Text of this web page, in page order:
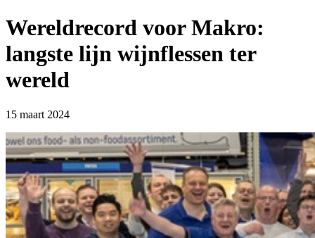
Wereldrecord voor Makro:
langste lijn wijnflessen ter
wereld
15 maart 2024